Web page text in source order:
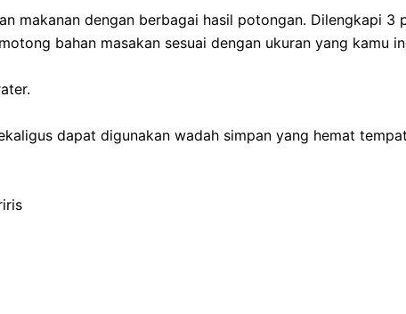
makanan dengan berbagai hasil potongan. Dilengkapi 3
bahan masakan sesuai dengan ukuran yang kamu
dapat digunakan wadah simpan yang hemat